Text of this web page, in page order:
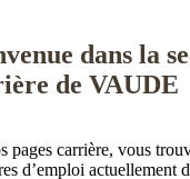
dans la
de VAUDE
pages carrière, vous
d’emploi actuellement